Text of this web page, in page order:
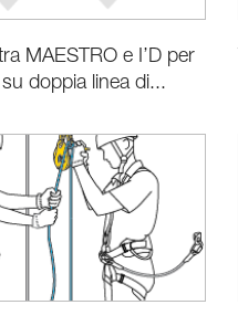
MAESTRO e I’D per
doppia linea di...